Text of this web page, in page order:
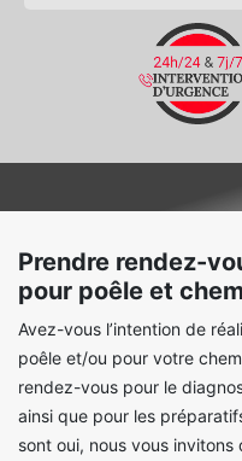
Prendre rendez-
pour poêle et
Avez-vous l’intention de
poêle et/ou pour votre
rendez-vous pour le
ainsi que pour les
sont oui, nous vous